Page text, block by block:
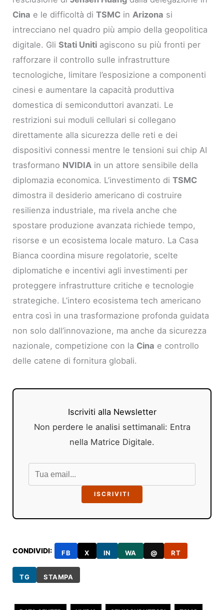
Cina e le difficoltà diTSMC inArizona si
intrecciano nel quadro più ampio della geopolitica
digitale. GliStati Uniti agiscono su più fronti per
rafforzare il controllo sulle infrastrutture
tecnologiche, limitare l’esposizione a componenti
cinesi e aumentare la capacità produttiva
domestica di semiconduttori avanzati. Le
restrizioni sui moduli cellulari si collegano
direttamente alla sicurezza delle reti e dei
dispositivi connessi mentre le tensioni sui chip AI
trasformano NVIDIA in un attore sensibile della
diplomazia economica. L’investimento diTSMC
dimostra il desiderio americano di costruire
resilienza industriale, ma rivela anche che
spostare produzione avanzata richiede tempo,
risorse e un ecosistema locale maturo. La Casa
Bianca coordina misure regolatorie, scelte
diplomatiche e incentivi agli investimenti per
proteggere infrastrutture critiche e tecnologie
strategiche. L’intero ecosistema tech americano
entra così in una trasformazione profonda guidata
non solo dall’innovazione, ma anche da sicurezza
nazionale, competizione con la Cina e controllo
delle catene di fornitura globali.
Iscriviti alla Newsletter
Non perdere le analisi settimanali: Entra
nella Matrice Digitale.
ISCRIVITI
CONDIVIDI: FB X IN WA @ RT
TG STAMPA